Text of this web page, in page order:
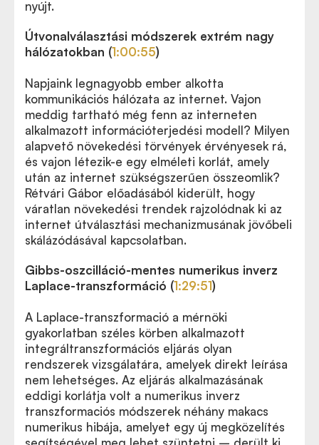
nyújt.
Útvonalválasztási módszerek extrém nagy
hálózatokban (1:00:55)
Napjaink legnagyobb ember alkotta
kommunikációs hálózata az internet. Vajon
meddig tartható még fenn az interneten
alkalmazott információterjedési modell? Milyen
alapvető növekedési törvények érvényesek rá,
és vajon létezik-e egy elméleti korlát, amely
után az internet szükségszerűen összeomlik?
Rétvári Gábor előadásából kiderült, hogy
váratlan növekedési trendek rajzolódnak ki az
internet útválasztási mechanizmusának jövőbeli
skálázódásával kapcsolatban.
Gibbs-oszcilláció-mentes numerikus inverz
Laplace-transzformáció (1:29:51)
A Laplace-transzformació a mérnöki
gyakorlatban széles körben alkalmazott
integráltranszformációs eljárás olyan
rendszerek vizsgálatára, amelyek direkt leírása
nem lehetséges. Az eljárás alkalmazásának
eddigi korlátja volt a numerikus inverz
transzformaciós módszerek néhány makacs
numerikus hibája, amelyet egy új megközelítés